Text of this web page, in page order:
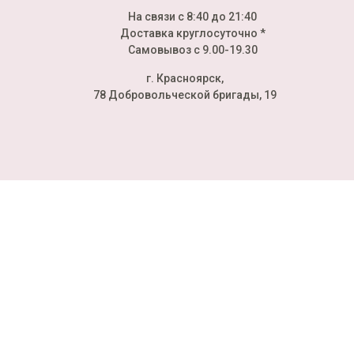
На связи с 8:40 до 21:40
Доставка круглосуточно *
Самовывоз с 9.00-19.30
г. Красноярск,
78 Добровольческой бригады, 19